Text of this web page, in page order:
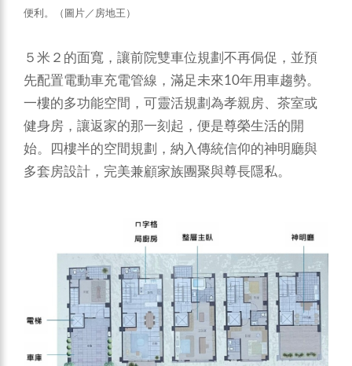
便利。（圖片／房地王）
５米２的面寬，讓前院雙車位規劃不再侷促，並預
先配置電動車充電管線，滿足未來10年用車趨勢。
一樓的多功能空間，可靈活規劃為孝親房、茶室或
健身房，讓返家的那一刻起，便是尊榮生活的開
始。四樓半的空間規劃，納入傳統信仰的神明廳與
多套房設計，完美兼顧家族團聚與尊長隱私。